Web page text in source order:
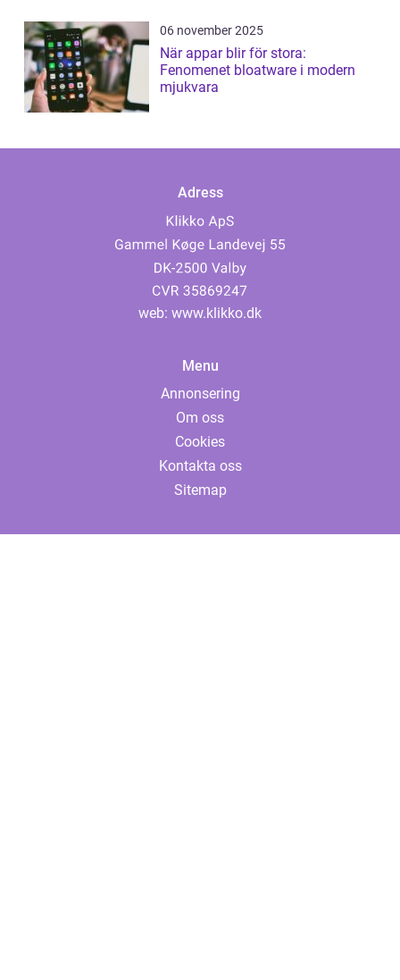
06 november 2025
När appar blir för stora:
Fenomenet bloatware i modern
mjukvara
Adress
web: www.klikko.dk
Menu
Annonsering
Om oss
Cookies
Kontakta oss
Sitemap